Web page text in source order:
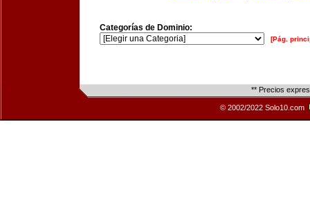
Categorías de Dominio:
[Pág.
** Precios
© 2002/2022 Solo10.com